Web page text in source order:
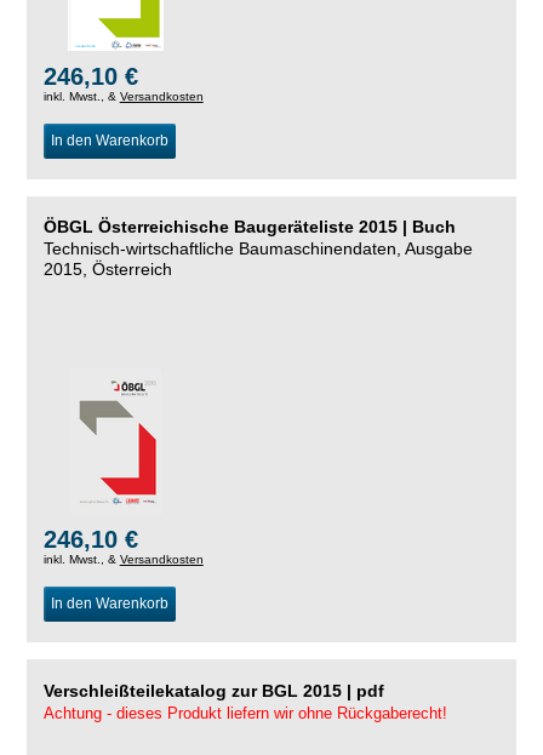
246,10 €
inkl. Mwst., & Versandkosten
In den Warenkorb
ÖBGL Österreichische Baugeräteliste 2015 | Buch
Technisch-wirtschaftliche Baumaschinendaten, Ausgabe
2015, Österreich
246,10 €
inkl. Mwst., & Versandkosten
In den Warenkorb
Verschleißteilekatalog zur BGL 2015 | pdf
Achtung - dieses Produkt liefern wir ohne Rückgaberecht!